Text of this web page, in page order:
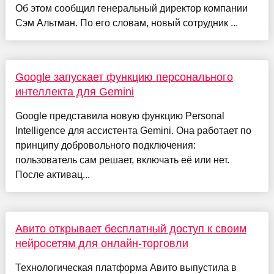
Об этом сообщил генеральный директор компании
Сэм Альтман. По его словам, новый сотрудник ...
Google запускает функцию персонального
интеллекта для Gemini
Google представила новую функцию Personal
Intelligence для ассистента Gemini. Она работает по
принципу добровольного подключения:
пользователь сам решает, включать её или нет.
После активац...
Авито открывает бесплатный доступ к своим
нейросетям для онлайн-торговли
Технологическая платформа Авито выпустила в